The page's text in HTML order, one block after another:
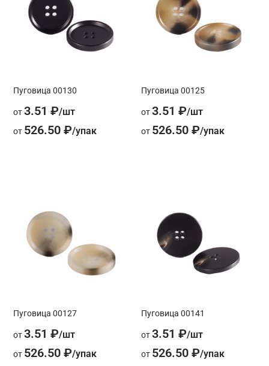
Пуговица 00130
от3.51 ₽
от 526.50 ₽
Пуговица 00125
от 3.51 ₽
от 526.50 ₽
Пуговица 00127
от3.51 ₽
от 526.50 ₽
Пуговица 00141
от 3.51 ₽
от 526.50 ₽